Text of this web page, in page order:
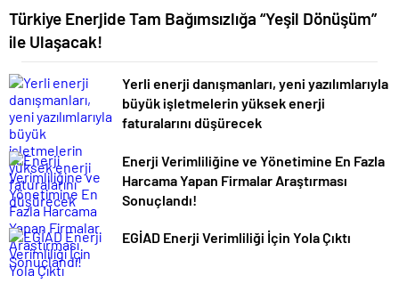
Türkiye Enerjide Tam Bağımsızlığa “Yeşil Dönüşüm”
ile Ulaşacak!
Yerli enerji danışmanları, yeni yazılımlarıyla
büyük işletmelerin yüksek enerji
faturalarını düşürecek
Enerji Verimliliğine ve Yönetimine En Fazla
Harcama Yapan Firmalar Araştırması
Sonuçlandı!
EGİAD Enerji Verimliliği İçin Yola Çıktı